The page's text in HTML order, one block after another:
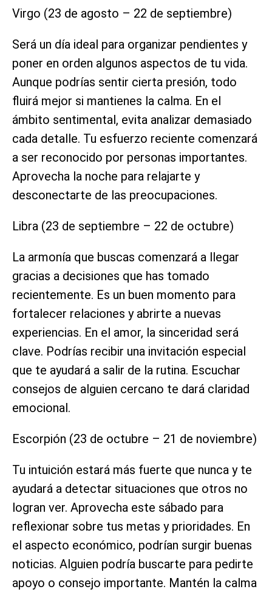
Virgo (23 de agosto – 22 de septiembre)
Será un día ideal para organizar pendientes y
poner en orden algunos aspectos de tu vida.
Aunque podrías sentir cierta presión, todo
fluirá mejor si mantienes la calma. En el
ámbito sentimental, evita analizar demasiado
cada detalle. Tu esfuerzo reciente comenzará
a ser reconocido por personas importantes.
Aprovecha la noche para relajarte y
desconectarte de las preocupaciones.
Libra (23 de septiembre – 22 de octubre)
La armonía que buscas comenzará a llegar
gracias a decisiones que has tomado
recientemente. Es un buen momento para
fortalecer relaciones y abrirte a nuevas
experiencias. En el amor, la sinceridad será
clave. Podrías recibir una invitación especial
que te ayudará a salir de la rutina. Escuchar
consejos de alguien cercano te dará claridad
emocional.
Escorpión (23 de octubre – 21 de noviembre)
Tu intuición estará más fuerte que nunca y te
ayudará a detectar situaciones que otros no
logran ver. Aprovecha este sábado para
reflexionar sobre tus metas y prioridades. En
el aspecto económico, podrían surgir buenas
noticias. Alguien podría buscarte para pedirte
apoyo o consejo importante. Mantén la calma